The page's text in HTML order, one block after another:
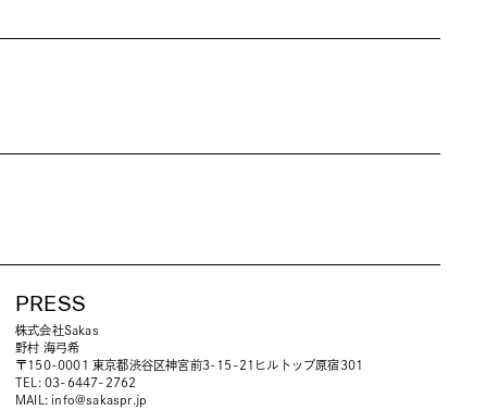
PRESS
株式会社Sakas
野村 海弓希
〒150-0001 東京都渋谷区神宮前3-15-21ヒルトップ原宿301
TEL: 03-6447-2762
MAIL: info@sakaspr.jp